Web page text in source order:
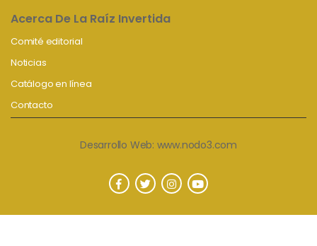
Acerca De La Raíz Invertida
Comité editorial
Noticias
Catálogo en línea
Contacto
Desarrollo Web: www.nodo3.com